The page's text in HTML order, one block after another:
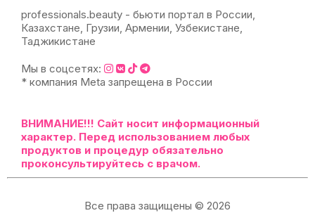
professionals.beauty - бьюти портал в России,
Казахстане, Грузии, Армении, Узбекистане,
Таджикистане
Мы в соцсетях:
* компания Meta запрещена в России
ВНИМАНИЕ!!! Сайт носит информационный
характер. Перед использованием любых
продуктов и процедур обязательно
проконсультируйтесь с врачом.
Все права защищены © 2026